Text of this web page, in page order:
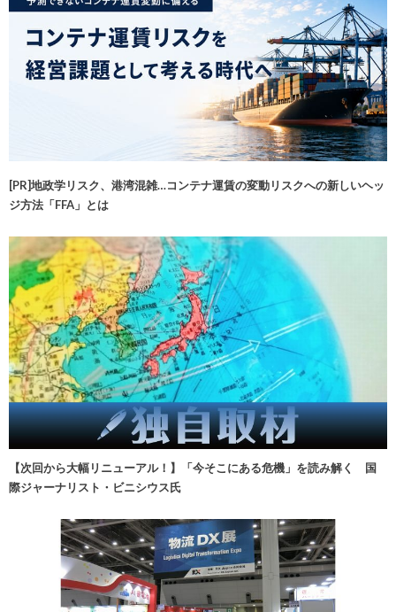
[PR]地政学リスク、港湾混雑…コンテナ運賃の変動リスクへの新しいヘッ
ジ方法「FFA」とは
【次回から大幅リニューアル！】「今そこにある危機」を読み解く 国
際ジャーナリスト・ビニシウス氏